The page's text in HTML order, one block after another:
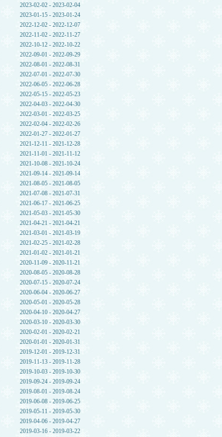
2023-02-02 - 2023-02-04
2023-01-15 - 2023-01-24
2022-12-02 - 2022-12-07
2022-11-02 - 2022-11-27
2022-10-12 - 2022-10-22
2022-09-01 - 2022-09-29
2022-08-01 - 2022-08-31
2022-07-01 - 2022-07-30
2022-06-05 - 2022-06-28
2022-05-15 - 2022-05-23
2022-04-03 - 2022-04-30
2022-03-01 - 2022-03-25
2022-02-04 - 2022-02-26
2022-01-27 - 2022-01-27
2021-12-11 - 2021-12-28
2021-11-01 - 2021-11-12
2021-10-08 - 2021-10-24
2021-09-14 - 2021-09-14
2021-08-05 - 2021-08-05
2021-07-08 - 2021-07-31
2021-06-17 - 2021-06-25
2021-05-03 - 2021-05-30
2021-04-21 - 2021-04-21
2021-03-01 - 2021-03-19
2021-02-25 - 2021-02-28
2021-01-02 - 2021-01-21
2020-11-09 - 2020-11-21
2020-08-05 - 2020-08-28
2020-07-15 - 2020-07-24
2020-06-04 - 2020-06-27
2020-05-01 - 2020-05-28
2020-04-10 - 2020-04-27
2020-03-10 - 2020-03-30
2020-02-01 - 2020-02-21
2020-01-01 - 2020-01-31
2019-12-01 - 2019-12-31
2019-11-13 - 2019-11-28
2019-10-03 - 2019-10-30
2019-09-24 - 2019-09-24
2019-08-01 - 2019-08-24
2019-06-08 - 2019-06-25
2019-05-11 - 2019-05-30
2019-04-06 - 2019-04-27
2019-03-16 - 2019-03-22